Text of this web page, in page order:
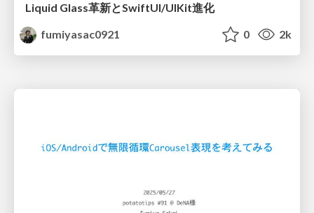
Liquid Glass革新とSwiftUI/UIKit進化
fumiyasac0921
0 2k